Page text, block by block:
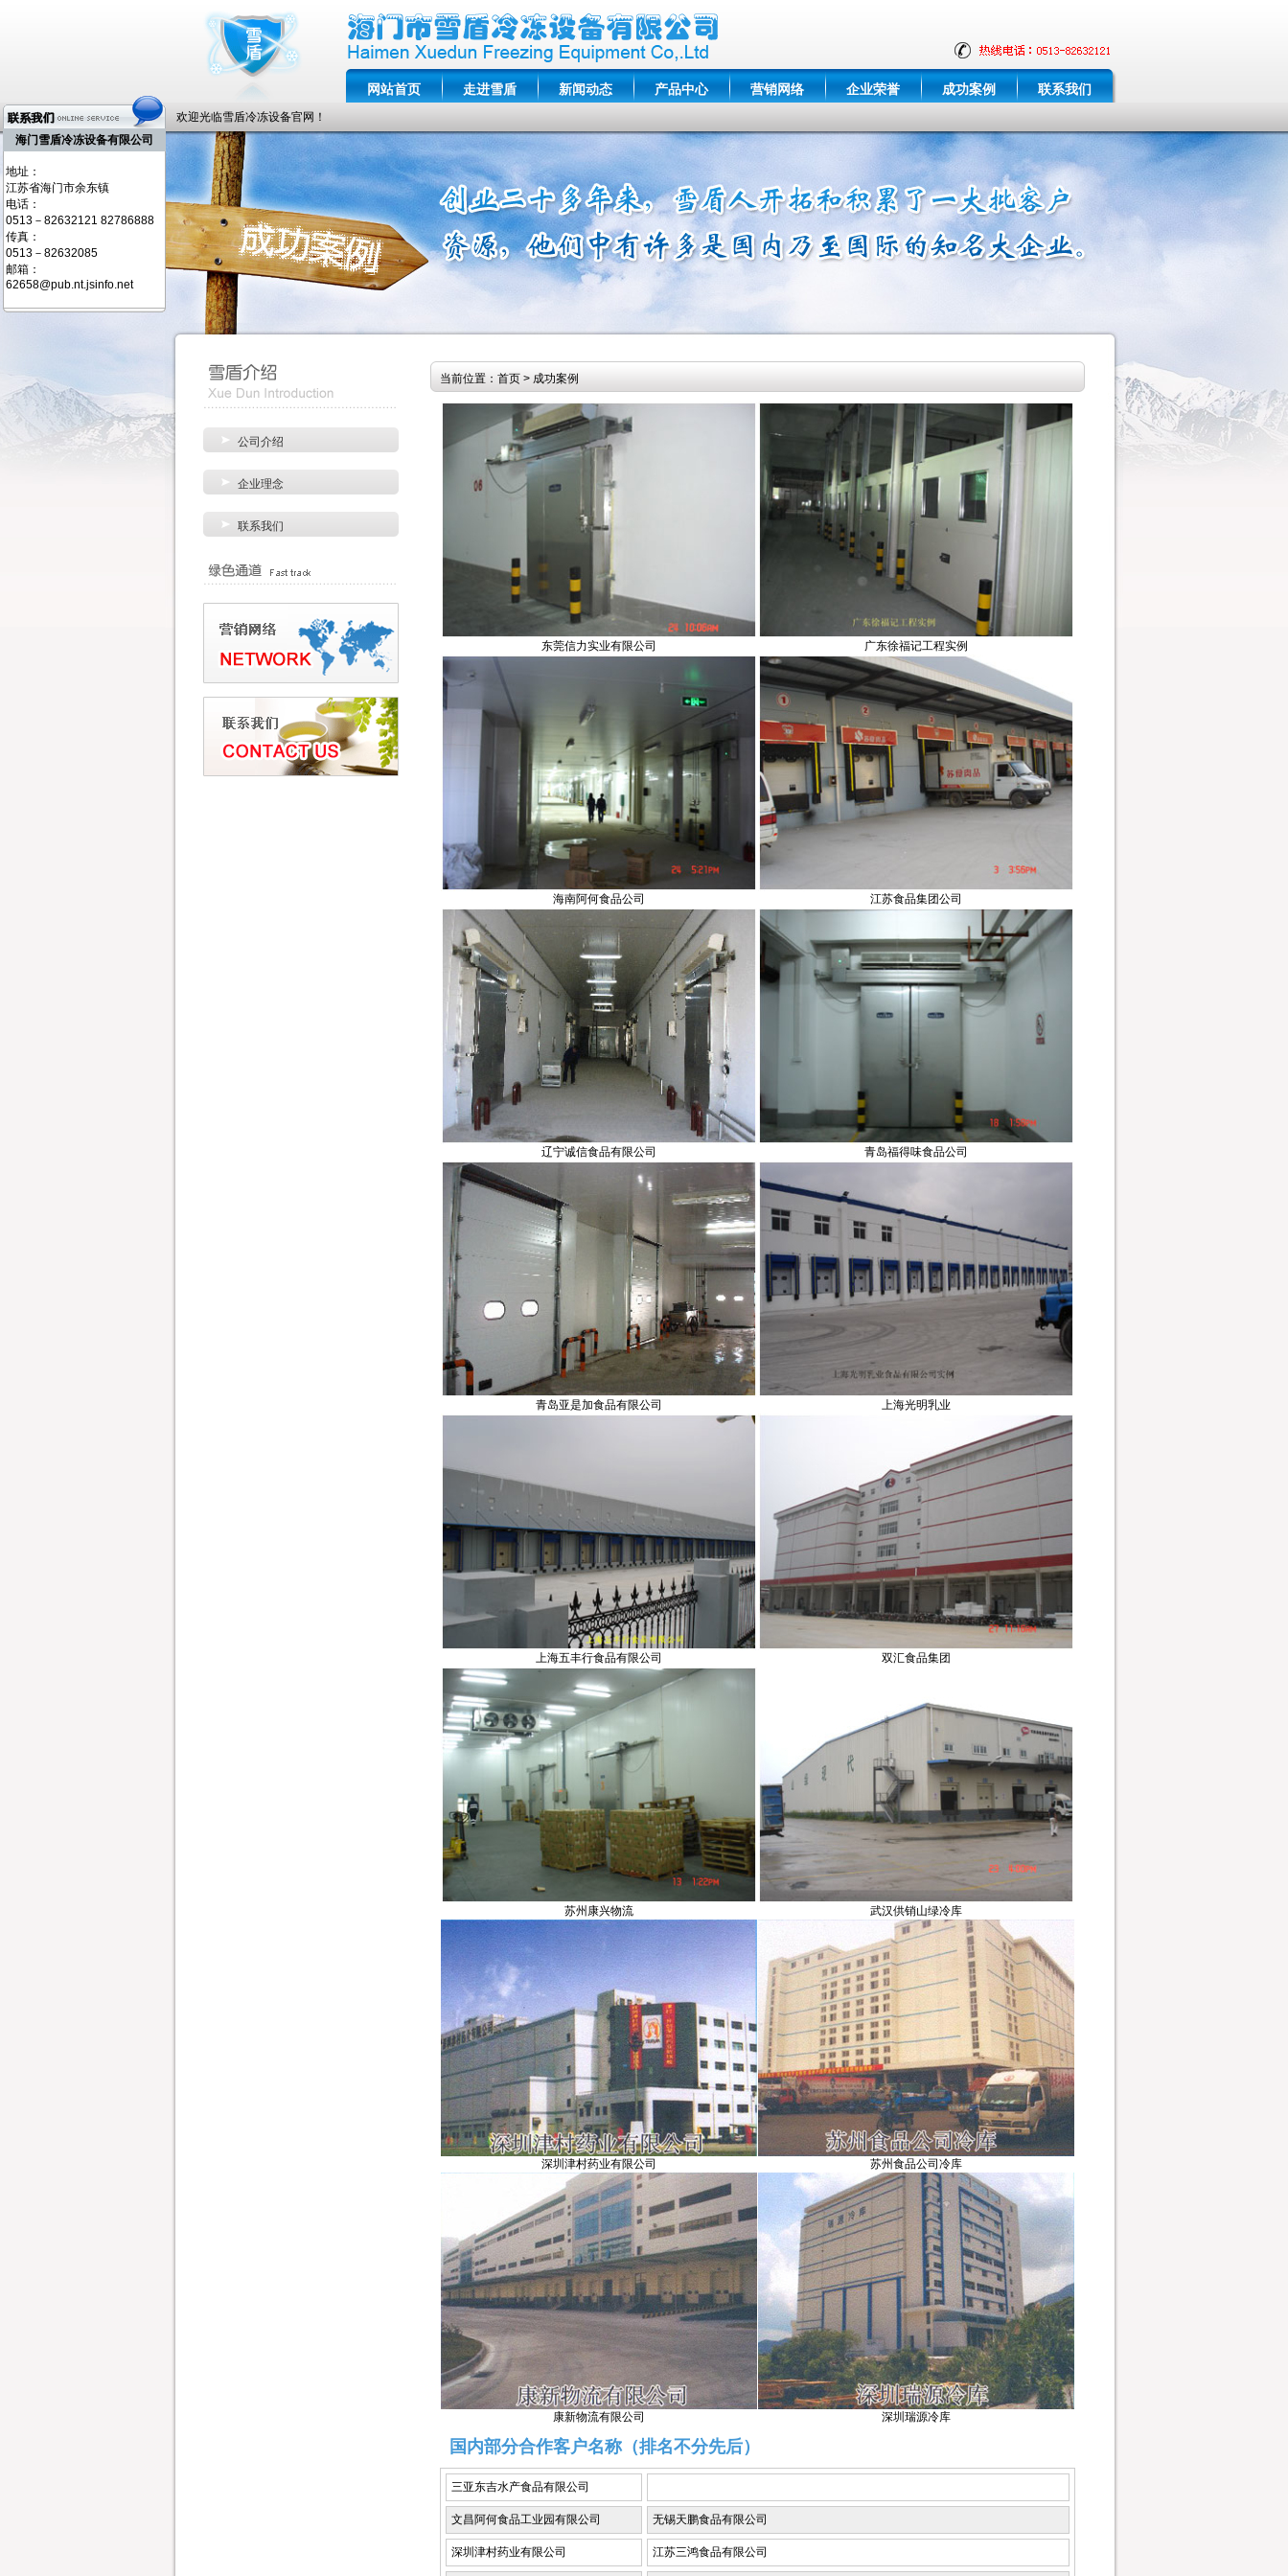
海门雪盾冷冻设备有限公司
地址：
江苏省海门市余东镇
电话：
0513－82632121 82786888
传真：
0513－82632085
邮箱：
62658@pub.nt.jsinfo.net
网站首页 走进雪盾 新闻动态 产品中心 营销网络 企业荣誉 成功案例 联系我们
欢迎光临雪盾冷冻设备官网！
公司介绍
企业理念
联系我们
当前位置：首页 > 成功案例
东莞信力实业有限公司 广东徐福记工程实例
海南阿何食品公司 江苏食品集团公司
辽宁诚信食品有限公司 青岛福得味食品公司
青岛亚是加食品有限公司 上海光明乳业
上海五丰行食品有限公司 双汇食品集团
苏州康兴物流 武汉供销山绿冷库
深圳津村药业有限公司 苏州食品公司冷库
康新物流有限公司 深圳瑞源冷库
国内部分合作客户名称（排名不分先后）
三亚东吉水产食品有限公司
文昌阿何食品工业园有限公司 无锡天鹏食品有限公司
深圳津村药业有限公司 江苏三鸿食品有限公司